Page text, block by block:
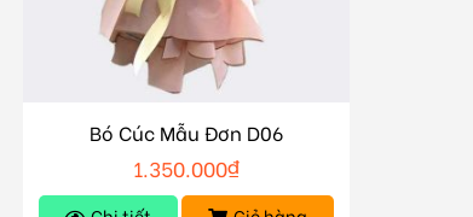
Bó Cúc Mẫu Đơn D06
1.350.000₫